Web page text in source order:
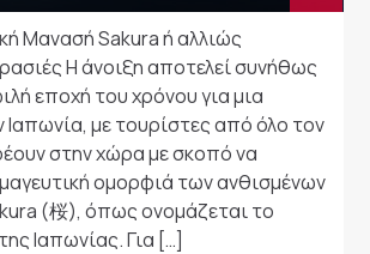
Μανασή Sakura ή αλλιώς
Η άνοιξη αποτελεί συνήθως
εποχή του χρόνου για μια
Ιαπωνία, με τουρίστες από όλο τον
στην χώρα με σκοπό να
ομορφιά των ανθισμένων
(桜), όπως ονομάζεται το
Ιαπωνίας. Για […]